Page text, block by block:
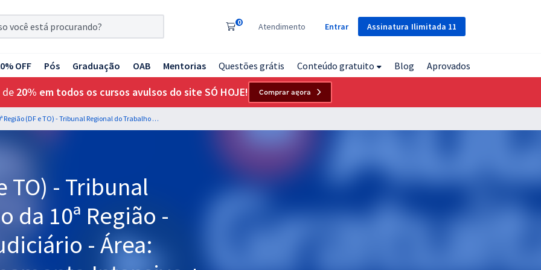
Assinatura Ilimitada 11
0 Atendimento Entrar
OFF Pós Graduação OAB Mentorias Questões grátis Conteúdo gratuito Blog Aprovados
de 20% em todos os cursos avulsos do site SÓ HOJE! Comprar agora
TRT 10ª Região (DF e TO) - Tribunal Regional do Trabalho da 10ª Região - Cargo 14: Técnico Judiciário - Área: Administrativa (Treinamento Intensivo + Diferenciais Exclusivos)
TO) - Tribunal
da 10ª Região -
- Área: